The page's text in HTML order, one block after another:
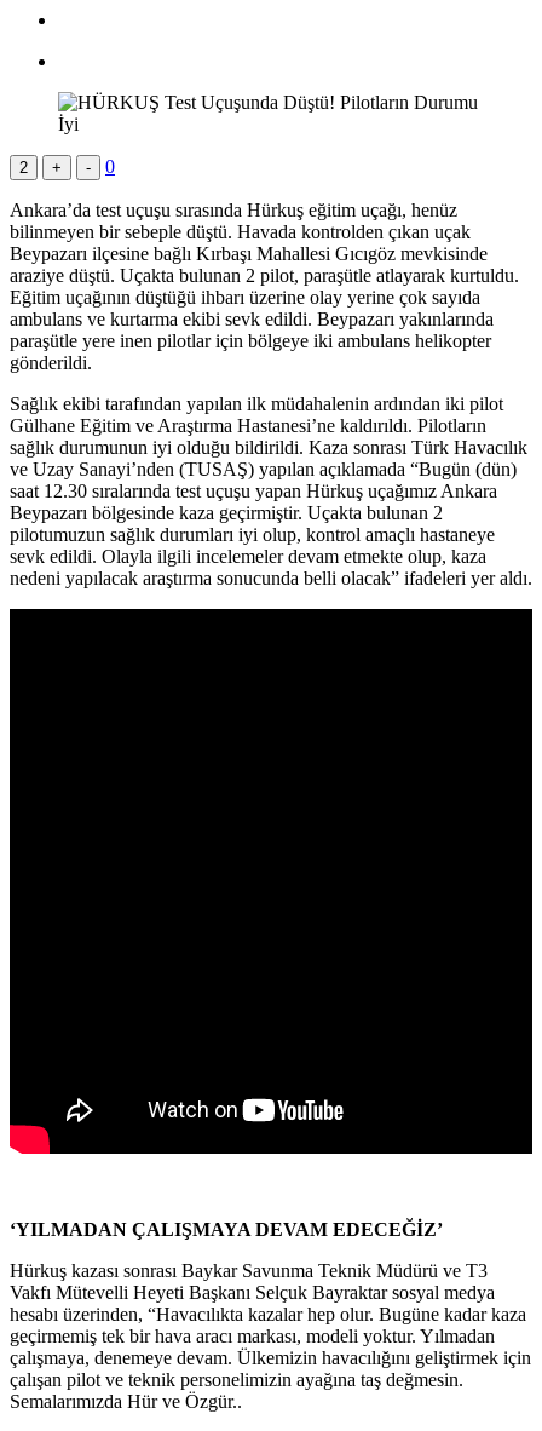
2 + - 0
Ankara’da test uçuşu sırasında Hürkuş eğitim uçağı, henüz
bilinmeyen bir sebeple düştü. Havada kontrolden çıkan uçak
Beypazarı ilçesine bağlı Kırbaşı Mahallesi Gıcıgöz mevkisinde
araziye düştü. Uçakta bulunan 2 pilot, paraşütle atlayarak kurtuldu.
Eğitim uçağının düştüğü ihbarı üzerine olay yerine çok sayıda
ambulans ve kurtarma ekibi sevk edildi. Beypazarı yakınlarında
paraşütle yere inen pilotlar için bölgeye iki ambulans helikopter
gönderildi.
Sağlık ekibi tarafından yapılan ilk müdahalenin ardından iki pilot
Gülhane Eğitim ve Araştırma Hastanesi’ne kaldırıldı. Pilotların
sağlık durumunun iyi olduğu bildirildi. Kaza sonrası Türk Havacılık
ve Uzay Sanayi’nden (TUSAŞ) yapılan açıklamada “Bugün (dün)
saat 12.30 sıralarında test uçuşu yapan Hürkuş uçağımız Ankara
Beypazarı bölgesinde kaza geçirmiştir. Uçakta bulunan 2
pilotumuzun sağlık durumları iyi olup, kontrol amaçlı hastaneye
sevk edildi. Olayla ilgili incelemeler devam etmekte olup, kaza
nedeni yapılacak araştırma sonucunda belli olacak” ifadeleri yer aldı.
‘YILMADAN ÇALIŞMAYA DEVAM EDECEĞİZ’
Hürkuş kazası sonrası Baykar Savunma Teknik Müdürü ve T3
Vakfı Mütevelli Heyeti Başkanı Selçuk Bayraktar sosyal medya
hesabı üzerinden, “Havacılıkta kazalar hep olur. Bugüne kadar kaza
geçirmemiş tek bir hava aracı markası, modeli yoktur. Yılmadan
çalışmaya, denemeye devam. Ülkemizin havacılığını geliştirmek için
çalışan pilot ve teknik personelimizin ayağına taş değmesin.
Semalarımızda Hür ve Özgür..